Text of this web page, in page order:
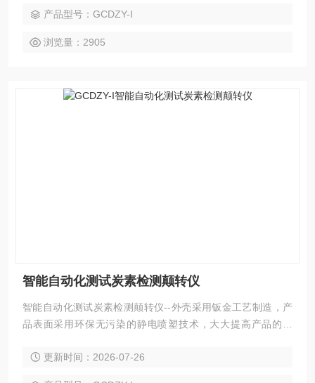
通过软件可实现远程监控和数据分析。便捷的人机交互界面、
高精度，智能化的测量技术，助力提升企业产品测量效率。
产品型号：GCDZY-I
浏览量：2905
智能自动化测试炭素检测颠转仪
智能自动化测试炭素检测颠转仪--外壳采用钣金工艺制造，产
品表面采用环保无污染的静电喷塑技术，大大提高产品的耐
严格测试，确保各项数据稳定，准确、可靠。采用可编程序逻
更新时间：2026-07-26